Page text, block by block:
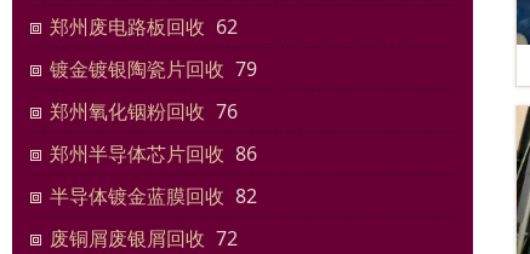
郑州废电路板回收 62
镀金镀银陶瓷片回收 79
郑州氧化铟粉回收 76
郑州半导体芯片回收 86
半导体镀金蓝膜回收 82
废铜屑废银屑回收 72